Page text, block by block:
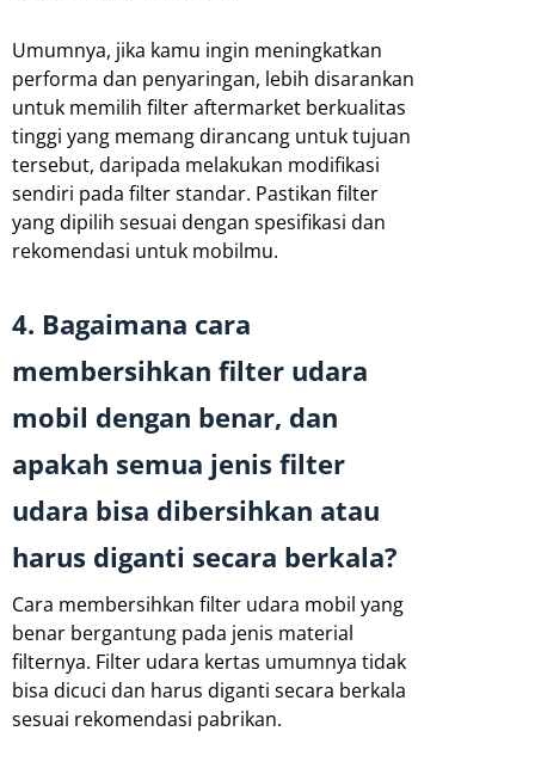
Umumnya, jika kamu ingin meningkatkan
performa dan penyaringan, lebih disarankan
untuk memilih filter aftermarket berkualitas
tinggi yang memang dirancang untuk tujuan
tersebut, daripada melakukan modifikasi
sendiri pada filter standar. Pastikan filter
yang dipilih sesuai dengan spesifikasi dan
rekomendasi untuk mobilmu.
4. Bagaimana cara
membersihkan filter udara
mobil dengan benar, dan
apakah semua jenis filter
udara bisa dibersihkan atau
harus diganti secara berkala?
Cara membersihkan filter udara mobil yang
benar bergantung pada jenis material
filternya. Filter udara kertas umumnya tidak
bisa dicuci dan harus diganti secara berkala
sesuai rekomendasi pabrikan.